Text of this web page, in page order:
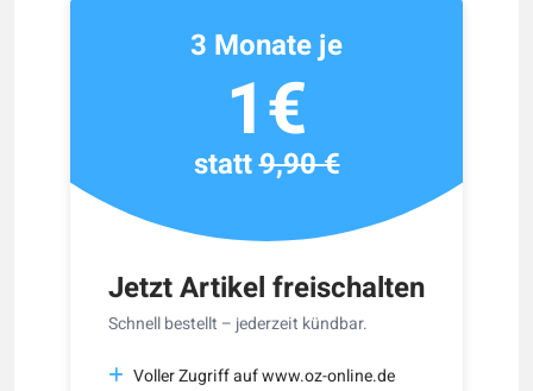
Jetzt Artikel freischalten
Schnell bestellt – jederzeit kündbar.
Voller Zugriff auf www.oz-online.de
3 Monate je
1€
statt9,90 €